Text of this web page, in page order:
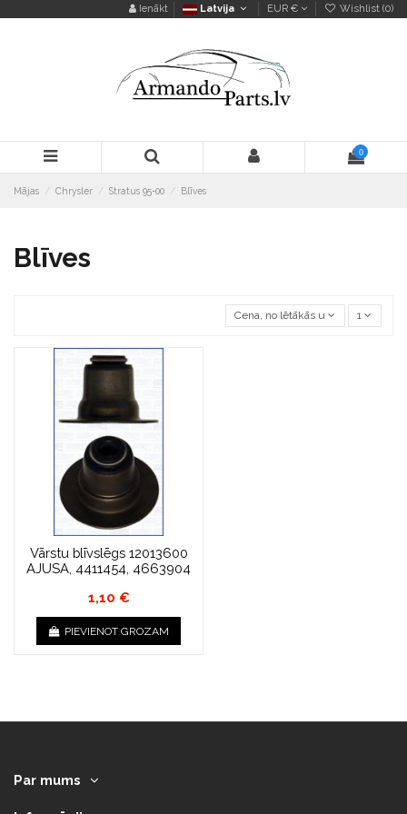
Ienākt Latvija EUR € Wishlist (0)
0
Mājas Chrysler Stratus 95-00 Blīves
Blīves
Cena, no lētākās uz dārgāko
1
Vārstu blīvslēgs 12013600
AJUSA, 4411454, 4663904
1,10 €
PIEVIENOT GROZAM
Par mums